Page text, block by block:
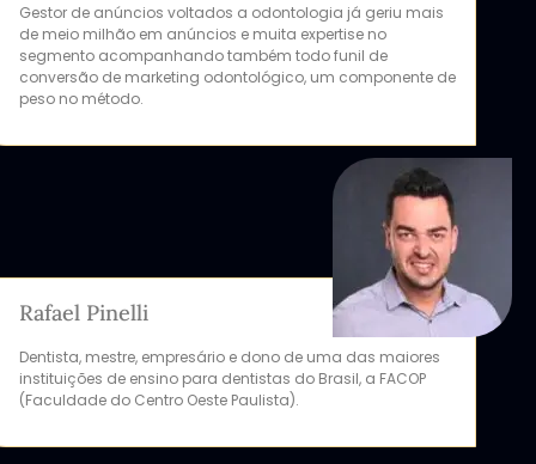
Gestor de anúncios voltados a odontologia já geriu mais
de meio milhão em anúncios e muita expertise no
segmento acompanhando também todo funil de
conversão de marketing odontológico, um componente de
peso no método.
Rafael Pinelli
Dentista, mestre, empresário e dono de uma das maiores
instituições de ensino para dentistas do Brasil, a FACOP
(Faculdade do Centro Oeste Paulista).